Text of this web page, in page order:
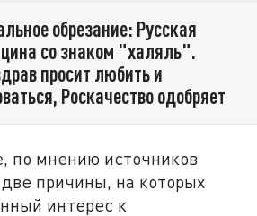
обрезание: Русская
со знаком "халяль".
просит любить и
Роскачество одобряет
по мнению источников
причины, на которых
интерес к